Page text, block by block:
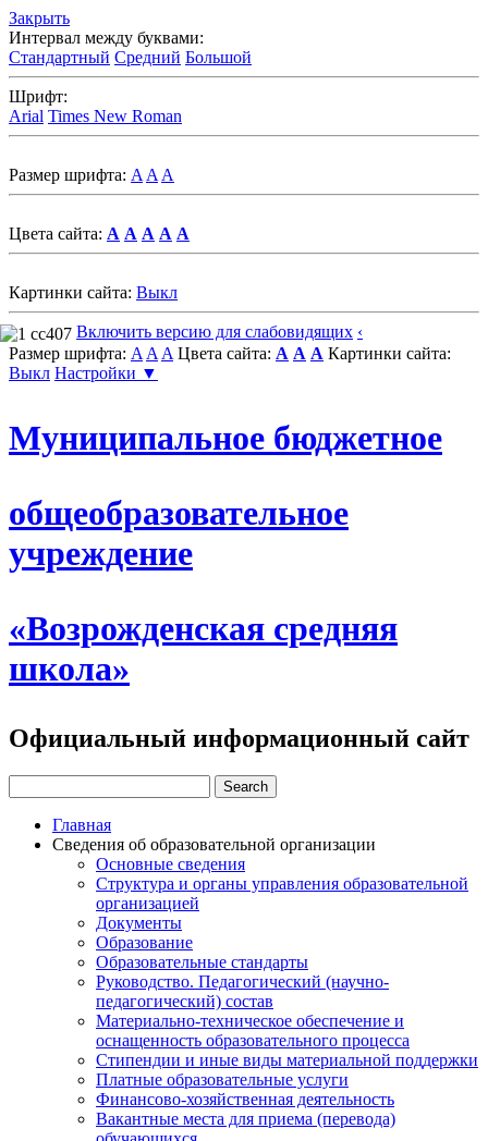
Закрыть
Интервал между буквами:
Стандартный Средний Большой
Шрифт:
Arial Times New Roman
Размер шрифта: A A A
Цвета сайта: A A A A A
Картинки сайта: Выкл
Включить версию для слабовидящих ‹
Размер шрифта: A A A Цвета сайта: A A A Картинки сайта:
Выкл Настройки ▼
Муниципальное бюджетное
общеобразовательное
учреждение
«Возрожденская средняя
школа»
Официальный информационный сайт
Главная
Сведения об образовательной организации
Основные сведения
Структура и органы управления образовательной
организацией
Документы
Образование
Образовательные стандарты
Руководство. Педагогический (научно-
педагогический) состав
Материально-техническое обеспечение и
оснащенность образовательного процесса
Стипендии и иные виды материальной поддержки
Платные образовательные услуги
Финансово-хозяйственная деятельность
Вакантные места для приема (перевода)